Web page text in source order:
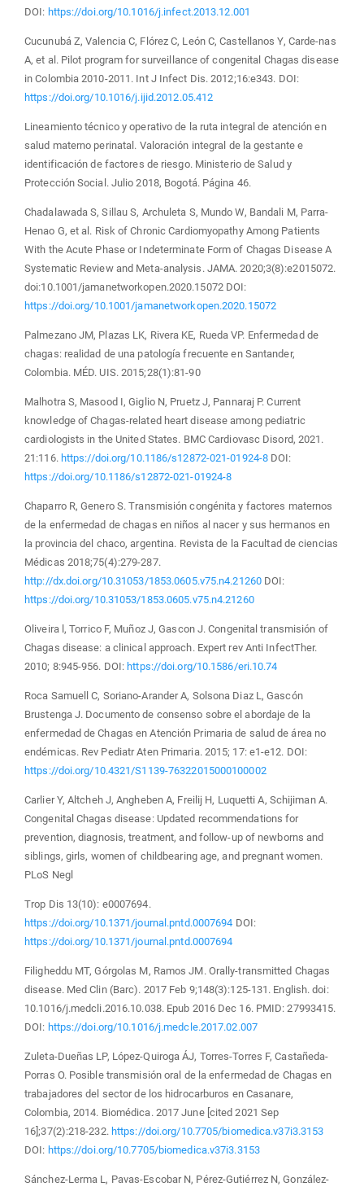
DOI: https://doi.org/10.1016/j.infect.2013.12.001
Cucunubá Z, Valencia C, Flórez C, León C, Castellanos Y, Carde-nas
A, et al. Pilot program for surveillance of congenital Chagas disease
in Colombia 2010-2011. Int J Infect Dis. 2012;16:e343. DOI:
https://doi.org/10.1016/j.ijid.2012.05.412
Lineamiento técnico y operativo de la ruta integral de atención en
salud materno perinatal. Valoración integral de la gestante e
identificación de factores de riesgo. Ministerio de Salud y
Protección Social. Julio 2018, Bogotá. Página 46.
Chadalawada S, Sillau S, Archuleta S, Mundo W, Bandali M, Parra-
Henao G, et al. Risk of Chronic Cardiomyopathy Among Patients
With the Acute Phase or Indeterminate Form of Chagas Disease A
Systematic Review and Meta-analysis. JAMA. 2020;3(8):e2015072.
doi:10.1001/jamanetworkopen.2020.15072 DOI:
https://doi.org/10.1001/jamanetworkopen.2020.15072
Palmezano JM, Plazas LK, Rivera KE, Rueda VP. Enfermedad de
chagas: realidad de una patología frecuente en Santander,
Colombia. MÉD. UIS. 2015;28(1):81-90
Malhotra S, Masood I, Giglio N, Pruetz J, Pannaraj P. Current
knowledge of Chagas‑related heart disease among pediatric
cardiologists in the United States. BMC Cardiovasc Disord, 2021.
21:116. https://doi.org/10.1186/s12872-021-01924-8 DOI:
https://doi.org/10.1186/s12872-021-01924-8
Chaparro R, Genero S. Transmisión congénita y factores maternos
de la enfermedad de chagas en niños al nacer y sus hermanos en
la provincia del chaco, argentina. Revista de la Facultad de ciencias
Médicas 2018;75(4):279-287.
http://dx.doi.org/10.31053/1853.0605.v75.n4.21260DOI:
https://doi.org/10.31053/1853.0605.v75.n4.21260
Oliveira l, Torrico F, Muñoz J, Gascon J. Congenital transmisión of
Chagas disease: a clinical approach. Expert rev Anti InfectTher.
2010; 8:945-956. DOI:https://doi.org/10.1586/eri.10.74
Roca Samuell C, Soriano-Arander A, Solsona Diaz L, Gascón
Brustenga J. Documento de consenso sobre el abordaje de la
enfermedad de Chagas en Atención Primaria de salud de área no
endémicas. Rev Pediatr Aten Primaria. 2015; 17: e1-e12. DOI:
https://doi.org/10.4321/S1139-76322015000100002
Carlier Y, Altcheh J, Angheben A, Freilij H, Luquetti A, Schijiman A.
Congenital Chagas disease: Updated recommendations for
prevention, diagnosis, treatment, and follow-up of newborns and
siblings, girls, women of childbearing age, and pregnant women.
PLoS Negl
Trop Dis 13(10): e0007694.
https://doi.org/10.1371/journal.pntd.0007694 DOI:
https://doi.org/10.1371/journal.pntd.0007694
Filigheddu MT, Górgolas M, Ramos JM. Orally-transmitted Chagas
disease. Med Clin (Barc). 2017 Feb 9;148(3):125-131. English. doi:
10.1016/j.medcli.2016.10.038. Epub 2016 Dec 16. PMID: 27993415.
DOI: https://doi.org/10.1016/j.medcle.2017.02.007
Zuleta-Dueñas LP, López-Quiroga ÁJ, Torres-Torres F, Castañeda-
Porras O. Posible transmisión oral de la enfermedad de Chagas en
trabajadores del sector de los hidrocarburos en Casanare,
Colombia, 2014. Biomédica. 2017 June [cited 2021 Sep
16];37(2):218-232. https://doi.org/10.7705/biomedica.v37i3.3153
DOI: https://doi.org/10.7705/biomedica.v37i3.3153
Sánchez-Lerma L, Pavas-Escobar N, Pérez-Gutiérrez N, González-